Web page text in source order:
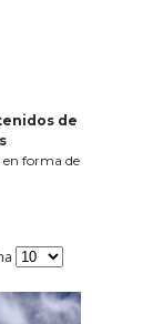
de
en forma de